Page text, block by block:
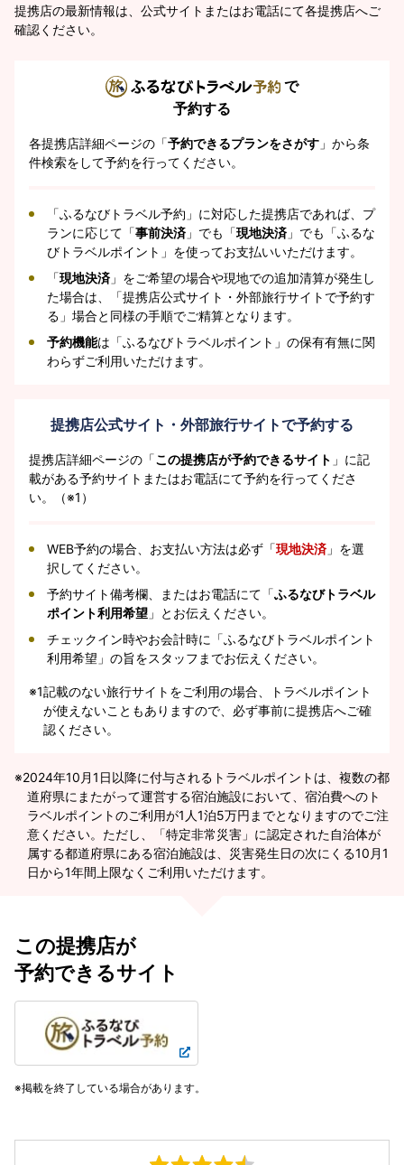
提携店の最新情報は、公式サイトまたはお電話にて各提携店へご
確認ください。
で
予約する
各提携店詳細ページの「予約できるプランをさがす 」から条
件検索をして予約を行ってください。
「ふるなびトラベル予約」に対応した提携店であれば、プ
ランに応じて「事前決済 」でも「現地決済 」でも「ふるな
びトラベルポイント」を使ってお支払いいただけます。
「現地決済 」をご希望の場合や現地での追加清算が発生し
た場合は、「提携店公式サイト・外部旅行サイトで予約す
る」場合と同様の手順でご精算となります。
予約機能は「ふるなびトラベルポイント」の保有有無に関
わらずご利用いただけます。
提携店公式サイト・外部旅行サイトで予約する
提携店詳細ページの「この提携店が予約できるサイト 」に記
載がある予約サイトまたはお電話にて予約を行ってくださ
い。（※1）
WEB予約の場合、お支払い方法は必ず「現地決済 」を選
択してください。
予約サイト備考欄、またはお電話にて「ふるなびトラベル
ポイント利用希望 」とお伝えください。
チェックイン時やお会計時に「ふるなびトラベルポイント
利用希望」の旨をスタッフまでお伝えください。
※1記載のない旅行サイトをご利用の場合、トラベルポイント
が使えないこともありますので、必ず事前に提携店へご確
認ください。
2024年10月1日以降に付与されるトラベルポイントは、複数の都
道府県にまたがって運営する宿泊施設において、宿泊費へのト
ラベルポイントのご利用が1人1泊5万円までとなりますのでご注
意ください。ただし、「特定非常災害」に認定された自治体が
属する都道府県にある宿泊施設は、災害発生日の次にくる10月1
日から1年間上限なくご利用いただけます。
この提携店が
予約できるサイト
掲載を終了している場合があります。